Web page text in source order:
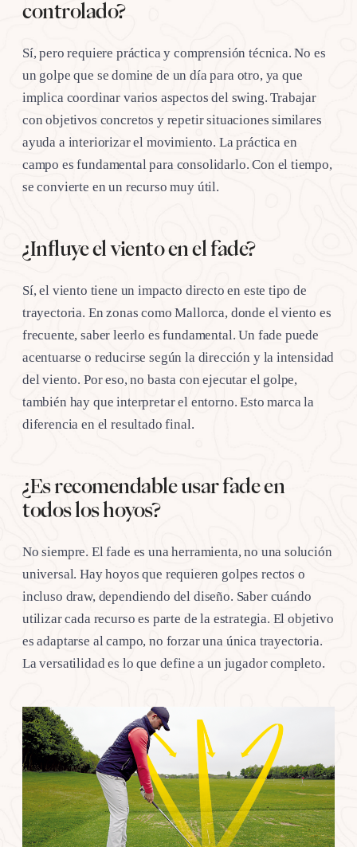
controlado?
Sí, pero requiere práctica y comprensión técnica. No es
un golpe que se domine de un día para otro, ya que
implica coordinar varios aspectos del swing. Trabajar
con objetivos concretos y repetir situaciones similares
ayuda a interiorizar el movimiento. La práctica en
campo es fundamental para consolidarlo. Con el tiempo,
se convierte en un recurso muy útil.
¿Influye el viento en el fade?
Sí, el viento tiene un impacto directo en este tipo de
trayectoria. En zonas como Mallorca, donde el viento es
frecuente, saber leerlo es fundamental. Un fade puede
acentuarse o reducirse según la dirección y la intensidad
del viento. Por eso, no basta con ejecutar el golpe,
también hay que interpretar el entorno. Esto marca la
diferencia en el resultado final.
¿Es recomendable usar fade en
todos los hoyos?
No siempre. El fade es una herramienta, no una solución
universal. Hay hoyos que requieren golpes rectos o
incluso draw, dependiendo del diseño. Saber cuándo
utilizar cada recurso es parte de la estrategia. El objetivo
es adaptarse al campo, no forzar una única trayectoria.
La versatilidad es lo que define a un jugador completo.